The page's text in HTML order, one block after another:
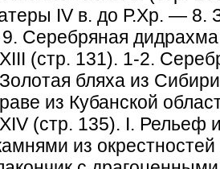
IV в. до Р.Хр. — 8.
Серебряная дидрахма
(стр. 131). 1-2.
бляха из
из Кубанской
(стр. 135). I. Рельеф
из